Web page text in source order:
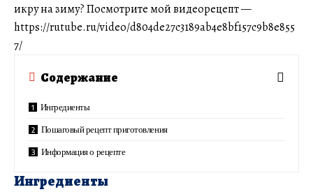
икру на зиму? Посмотрите мой видеорецепт —
https://rutube.ru/video/d804de27c3189ab4e8bf157c9b8e855
7/
Содержание
Ингредиенты
Пошаговый рецепт приготовления
Информация о рецепте
Ингредиенты